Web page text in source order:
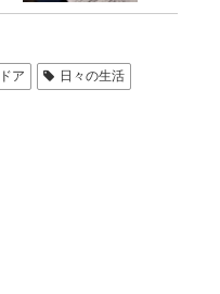
ア 日々の生活